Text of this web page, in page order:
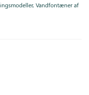
, Vandfontæner af